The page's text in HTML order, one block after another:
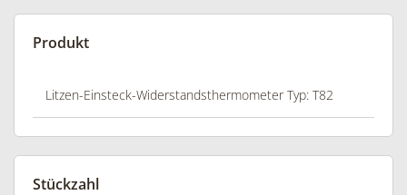
Produkt
Stückzahl